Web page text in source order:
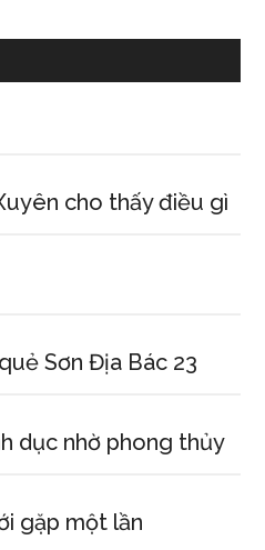
cho thấy điều gì
Sơn Địa Bác 23
dục nhờ phong thủy
gặp một lần